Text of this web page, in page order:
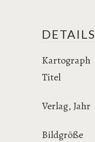
DETAILS
Kartograph
Titel
Verlag, Jahr
Bildgröße